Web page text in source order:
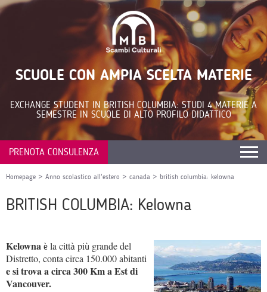
SCUOLE CON AMPIA SCELTA MATERIE
EXCHANGE STUDENT IN BRITISH COLUMBIA: STUDI 4 MATERIE A
SEMESTRE IN SCUOLE DI ALTO PROFILO DIDATTICO
PRENOTA CONSULENZA
Homepage > Anno scolastico all'estero > canada > british columbia: kelowna
BRITISH COLUMBIA: Kelowna
Kelowna è la città più grande del
Distretto, conta circa 150.000 abitanti
e si trova a circa 300 Km a Est di
Vancouver.